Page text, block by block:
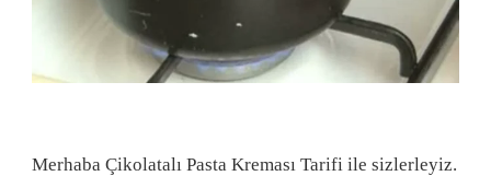
Merhaba Çikolatalı Pasta Kreması Tarifi ile sizlerleyiz.